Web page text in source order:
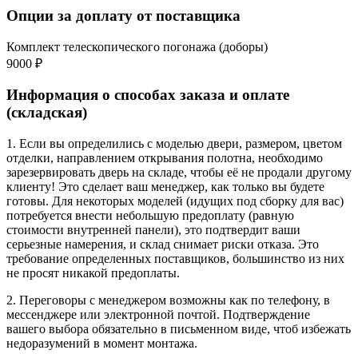
Опции за доплату от поставщика
Комплект телескопического погонажа (доборы)
9000 ₽
Информация о способах заказа и оплате
(складская)
1. Если вы определились с моделью двери, размером, цветом
отделки, направлением открывания полотна, необходимо
зарезервировать дверь на складе, чтобы её не продали другому
клиенту! Это сделает ваш менеджер, как только вы будете
готовы. Для некоторых моделей (идущих под сборку для вас)
потребуется внести небольшую предоплату (равную
стоимости внутренней панели), это подтвердит ваши
серьезные намерения, и склад снимает риски отказа. Это
требование определенных поставщиков, большинство из них
не просят никакой предоплаты.
2. Переговоры с менеджером возможны как по телефону, в
мессенджере или электронной почтой. Подтверждение
вашего выбора обязательно в письменном виде, чтоб избежать
недоразумений в момент монтажа.